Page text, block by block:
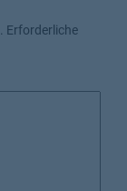
Erforderliche